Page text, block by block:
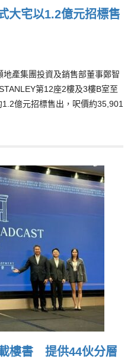
大宅以1.2億元招標售
產集團投資及銷售部董事鄭智
第12座2樓及3樓B室至
億元招標售出，呎價約35,901
樓書 提供44伙分層